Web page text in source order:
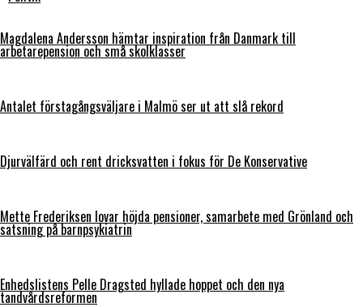
Magdalena Andersson hämtar inspiration från Danmark till
arbetarepension och små skolklasser
Antalet förstagångsväljare i Malmö ser ut att slå rekord
Djurvälfärd och rent dricksvatten i fokus för De Konservative
Mette Frederiksen lovar höjda pensioner, samarbete med Grönland och
satsning på barnpsykiatrin
Enhedslistens Pelle Dragsted hyllade hoppet och den nya
tandvårdsreformen